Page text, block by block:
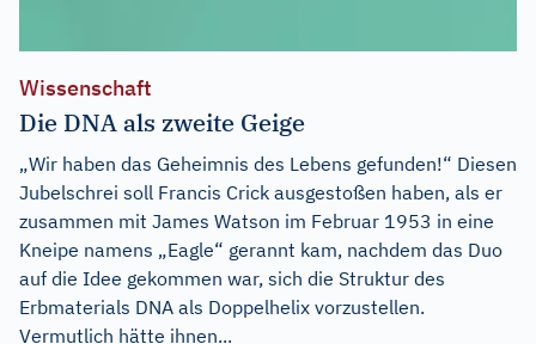
Wissenschaft
Die DNA als zweite Geige
„Wir haben das Geheimnis des Lebens gefunden!“ Diesen
Jubelschrei soll Francis Crick ausgestoßen haben, als er
zusammen mit James Watson im Februar 1953 in eine
Kneipe namens „Eagle“ gerannt kam, nachdem das Duo
auf die Idee gekommen war, sich die Struktur des
Erbmaterials DNA als Doppelhelix vorzustellen.
Vermutlich hätte ihnen...